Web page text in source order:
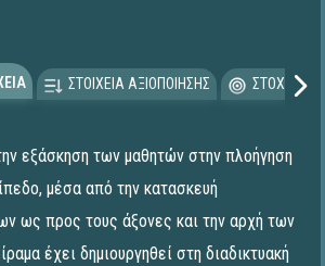
ΣΤΟΙΧΕΙΑ ΑΞΙΟΠΟΙΗΣΗΣ
εξάσκηση των μαθητών στην πλοήγηση
μέσα από την κατασκευή
ως προς τους άξονες και την αρχή των
έχει δημιουργηθεί στη διαδικτυακή